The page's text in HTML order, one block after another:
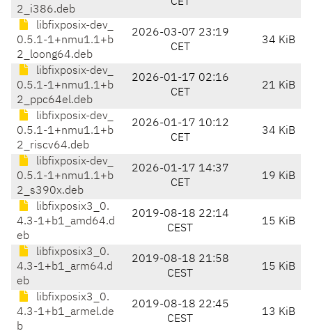
2_i386.deb
libfixposix-dev_
0.5.1-1+nmu1.1+b
2_loong64.deb
2026-03-07 23:19
CET
34 KiB
libfixposix-dev_
0.5.1-1+nmu1.1+b
2_ppc64el.deb
2026-01-17 02:16
CET
21 KiB
libfixposix-dev_
0.5.1-1+nmu1.1+b
2_riscv64.deb
2026-01-17 10:12
CET
34 KiB
libfixposix-dev_
0.5.1-1+nmu1.1+b
2_s390x.deb
2026-01-17 14:37
CET
19 KiB
libfixposix3_0.
4.3-1+b1_amd64.d
eb
2019-08-18 22:14
CEST
15 KiB
libfixposix3_0.
4.3-1+b1_arm64.d
eb
2019-08-18 21:58
CEST
15 KiB
libfixposix3_0.
4.3-1+b1_armel.de
b
2019-08-18 22:45
CEST
13 KiB